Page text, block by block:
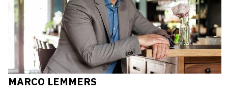
MARCO LEMMERS